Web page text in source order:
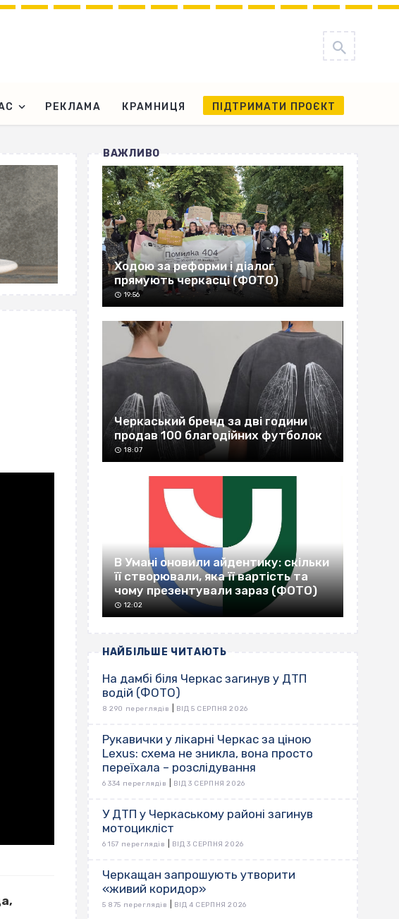
РЕКЛАМА КРАМНИЦЯ ПІДТРИМАТИ ПРОЄКТ
ВАЖЛИВО
Ходою за реформи і діалог
прямують черкасці (ФОТО)
19:56
Черкаський бренд за дві години
продав 100 благодійних футболок
18:07
В Умані оновили айдентику: скільки
її створювали, яка її вартість та
чому презентували зараз (ФОТО)
12:02
НАЙБІЛЬШЕ ЧИТАЮТЬ
На дамбі біля Черкас загинув у ДТП
водій (ФОТО)
8 290 переглядів ВІД 5 СЕРПНЯ 2026
Рукавички у лікарні Черкас за ціною
Lexus: схема не зникла, вона просто
переїхала – розслідування
6 334 переглядів ВІД 3 СЕРПНЯ 2026
У ДТП у Черкаському районі загинув
мотоцикліст
6 157 переглядів ВІД 3 СЕРПНЯ 2026
Черкащан запрошують утворити
«живий коридор»
5 875 переглядів ВІД 4 СЕРПНЯ 2026